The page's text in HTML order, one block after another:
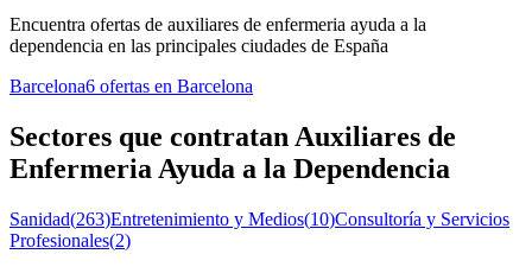
Encuentra ofertas de auxiliares de enfermeria ayuda a la
dependencia en las principales ciudades de España
Barcelona6 ofertas en Barcelona
Sectores que contratan Auxiliares de
Enfermeria Ayuda a la Dependencia
Sanidad(263)Entretenimiento y Medios(10)Consultoría y Servicios
Profesionales(2)